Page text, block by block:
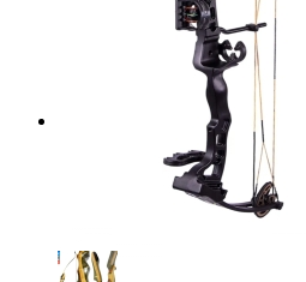
Swiss Arms TAC-1...
Dimensions: 46.25" Weight:
Single Shot Muzzle Velocity: